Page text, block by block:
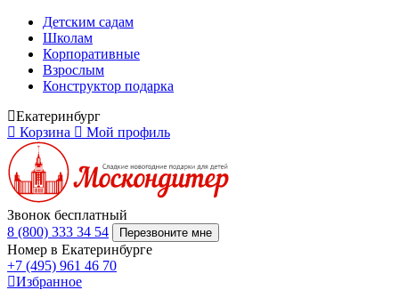
Детским садам
Школам
Корпоративные
Взрослым
Конструктор подарка
Екатеринбург
Корзина
Мой профиль
Звонок бесплатный
8 (800) 333 34 54
Перезвоните мне
Номер в Екатеринбурге
+7 (495) 961 46 70
Избранное